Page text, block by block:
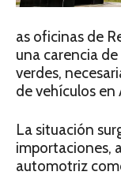
as oficinas de
una carencia
verdes,
de vehículos en
La situación
importaciones,
automotriz